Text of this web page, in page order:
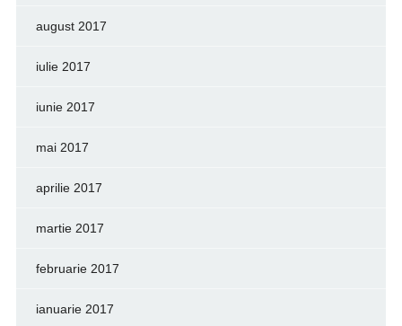
august 2017
iulie 2017
iunie 2017
mai 2017
aprilie 2017
martie 2017
februarie 2017
ianuarie 2017